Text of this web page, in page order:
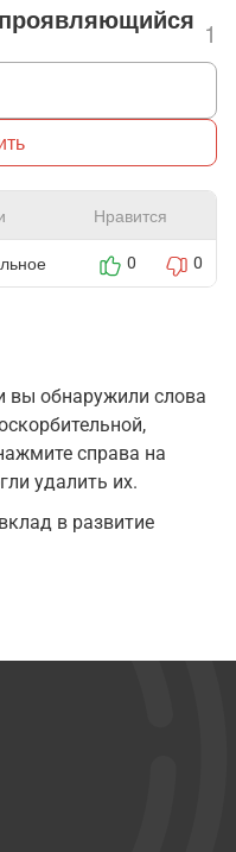
1
Нравится
0 0
вы обнаружили слова
справа на
удалить их.
в развитие